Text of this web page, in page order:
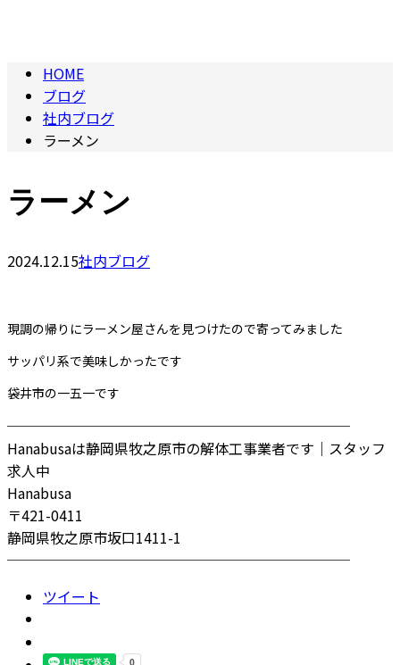
HOME
ブログ
社内ブログ
ラーメン
ラーメン
2024.12.15社内ブログ
現調の帰りにラーメン屋さんを見つけたので寄ってみました
サッパリ系で美味しかったです
袋井市の一五一です
────────────────────────
Hanabusaは静岡県牧之原市の解体工事業者です｜スタッフ
求人中
Hanabusa
〒421-0411
静岡県牧之原市坂口1411-1
────────────────────────
ツイート